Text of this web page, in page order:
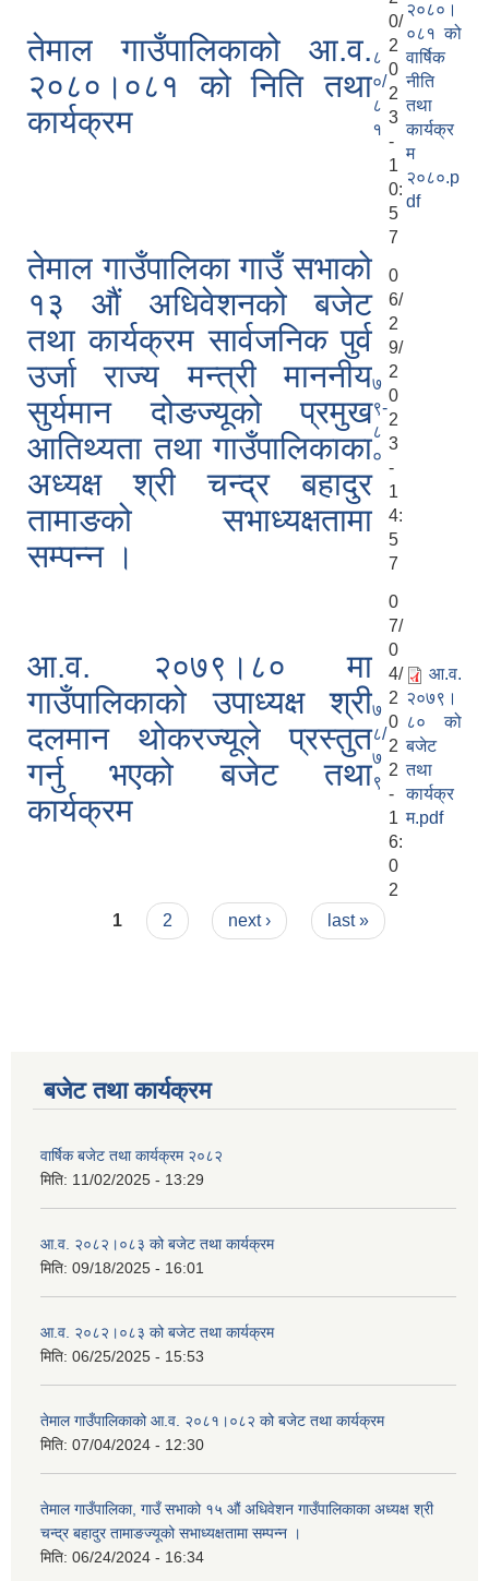
तेमाल गाउँपालिकाको आ.व.
२०८०।०८१ को निति तथा
कार्यक्रम
८
०/
८
१
0/
2
0
2
3
-
1
0:
5
7
२०८०।
०८१ को
वार्षिक
नीति
तथा
कार्यक्र
म
२०८०.p
df
तेमाल गाउँपालिका गाउँ सभाको
१३ औं अधिवेशनको बजेट
तथा कार्यक्रम सार्वजनिक पुर्व
उर्जा राज्य मन्त्री माननीय
सुर्यमान दोङज्यूको प्रमुख
आतिथ्यता तथा गाउँपालिकाका
अध्यक्ष श्री चन्द्र बहादुर
तामाङको सभाध्यक्षतामा
सम्पन्न ।
७
९-
८
०
0
6/
2
9/
2
0
2
3
-
1
4:
5
7
आ.व. २०७९।८० मा
गाउँपालिकाको उपाध्यक्ष श्री
दलमान थोकरज्यूले प्रस्तुत
गर्नु भएको बजेट तथा
कार्यक्रम
७
८/
७
९
0
7/
0
4/
2
0
2
2
-
1
6:
0
2
आ.व.
२०७९।
८० को
बजेट
तथा
कार्यक्र
म.pdf
Pages
1 2 next › last »
बजेट तथा कार्यक्रम
वार्षिक बजेट तथा कार्यक्रम २०८२
मिति: 11/02/2025 - 13:29
आ.व. २०८२।०८३ को बजेट तथा कार्यक्रम
मिति: 09/18/2025 - 16:01
आ.व. २०८२।०८३ को बजेट तथा कार्यक्रम
मिति: 06/25/2025 - 15:53
तेमाल गाउँपालिकाको आ.व. २०८१।०८२ को बजेट तथा कार्यक्रम
मिति: 07/04/2024 - 12:30
तेमाल गाउँपालिका, गाउँ सभाको १५ औं अधिवेशन गाउँपालिकाका अध्यक्ष श्री
चन्द्र बहादुर तामाङज्यूको सभाध्यक्षतामा सम्पन्न ।
मिति: 06/24/2024 - 16:34